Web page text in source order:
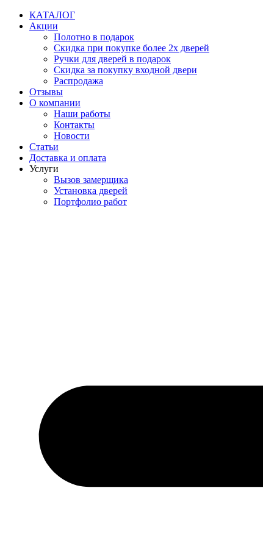
Перейти
содержимому
КАТАЛОГ
Акции
Полотно в подарок
Скидка при покупке более 2х дверей
Ручки для дверей в подарок
Скидка за покупку входной двери
Распродажа
Отзывы
О компании
Наши работы
Контакты
Новости
Статьи
Доставка и оплата
Услуги
Вызов замерщика
Установка дверей
Портфолио работ